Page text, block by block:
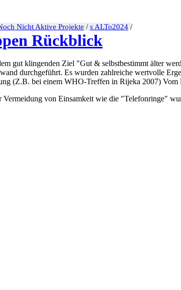
Nicht Aktive Projekte / s ALTo2024 /
Rückblick
gut klingenden Ziel "Gut & selbstbestimmt älter
durchgeführt. Es wurden zahlreiche wertvolle
(Z.B. bei einem WHO-Treffen in Rijeka 2007)
von Einsamkeit wie die "Telefonringe"